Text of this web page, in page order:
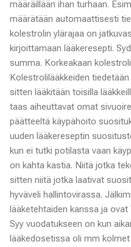
määräillään ihan turhaan.
määrätään automaattisesti
kolestrolin ylärajaa on
kirjoittamaan lääkeresepti.
summa. Korkeakaan
Kolestrolilääkkeiden
sitten lääkitään toisilla
taas aiheuttavat omat
päätteeltä käypähoito
uuden lääkereseptin
kun ei tutki potilasta vaan
on kahta kastia. Niitä jotka
sitten niitä jotka laativat
hyväveli hallintovirassa.
lääketehtaiden kanssa ja
Syy vuodatukseen on kun
lääkedosetissa oli mm